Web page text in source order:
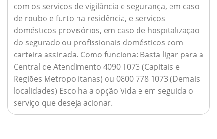
com os serviços de vigilância e segurança, em caso
de roubo e furto na residência, e serviços
domésticos provisórios, em caso de hospitalização
do segurado ou profissionais domésticos com
carteira assinada. Como funciona: Basta ligar para a
Central de Atendimento 4090 1073 (Capitais e
Regiões Metropolitanas) ou 0800 778 1073 (Demais
localidades) Escolha a opção Vida e em seguida o
serviço que deseja acionar.